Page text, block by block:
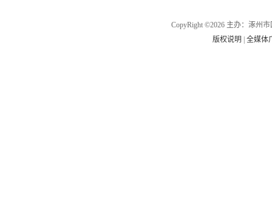
CopyRight ©2026 主办：涿州
版权说明
|全媒体